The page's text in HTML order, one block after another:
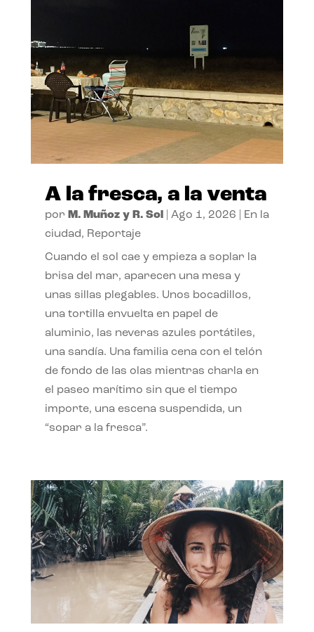
A la fresca, a la venta
por M. Muñoz y R. Sol| Ago 1, 2026
En la
ciudad, Reportaje
Cuando el sol cae y empieza a soplar la
brisa del mar, aparecen una mesa y
unas sillas plegables. Unos bocadillos,
una tortilla envuelta en papel de
aluminio, las neveras azules portátiles,
una sandía. Una familia cena con el telón
de fondo de las olas mientras charla en
el paseo marítimo sin que el tiempo
importe, una escena suspendida, un
“sopar a la fresca”.